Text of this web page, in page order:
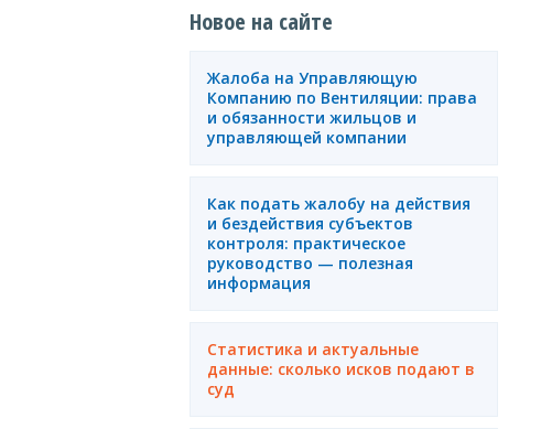
Новое на сайте
Жалоба на Управляющую
Компанию по Вентиляции: права
и обязанности жильцов и
управляющей компании
Как подать жалобу на действия
и бездействия субъектов
контроля: практическое
руководство — полезная
информация
Статистика и актуальные
данные: сколько исков подают в
суд